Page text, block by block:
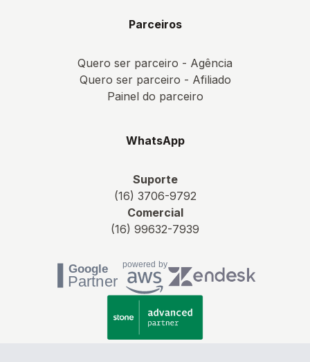
Parceiros
Quero ser parceiro - Agência
Quero ser parceiro - Afiliado
Painel do parceiro
WhatsApp
Suporte
(16) 3706-9792
Comercial
(16) 99632-7939